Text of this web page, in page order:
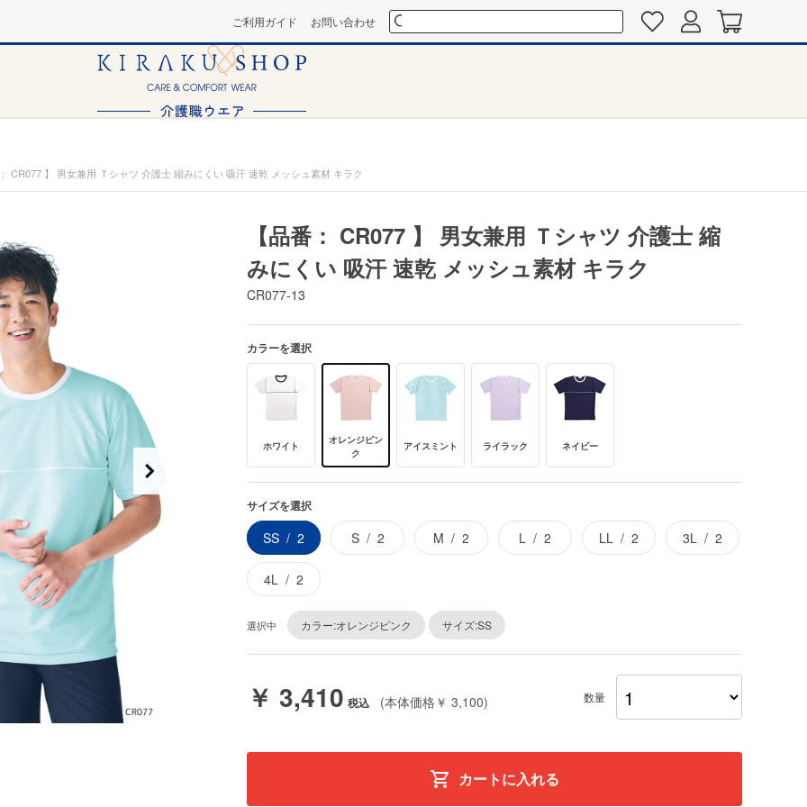
ご利用ガイド お問い合わせ
CR077 】 男女兼用 Ｔシャツ 介護士 縮みにくい 吸汗 速乾 メッシュ素材 キラク
【品番： CR077 】 男女兼用 Ｔシャツ 介護士 縮
みにくい 吸汗 速乾 メッシュ素材 キラク
CR077-13
カラーを選択
ホワイト
オレンジピン
ク
アイスミント ライラック ネイビー
サイズを選択
SS 2 S 2 M 2 L 2 LL 2 3L 2
4L 2
選択中 カラー:オレンジピンク サイズ:SS
￥ 3,410 (本体価格￥ 3,100) 数量
カートに入れる